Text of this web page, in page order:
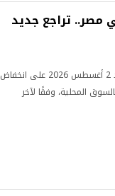
مصر.. تراجع جديد
أنهى سعر الدولار الأمريكي تعاملات اليوم الأحد 2 أغسطس 2026 على انخفاض
المحلية، وفقًا لآخر